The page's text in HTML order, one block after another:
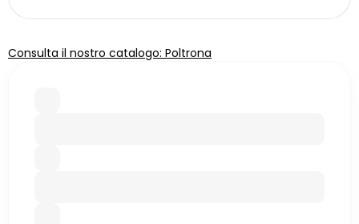
Consulta il nostro catalogo: Poltrona